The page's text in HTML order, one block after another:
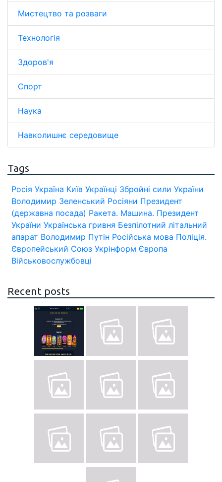
Мистецтво та розваги
Технологія
Здоров'я
Спорт
Наука
Навколишнє середовище
Tags
Росія Україна Київ Українці Збройні сили України
Володимир Зеленський Росіяни Президент
(державна посада) Ракета. Машина. Президент
України Українська гривня Безпілотний літальний
апарат Володимир Путін Російська мова Поліція.
Європейський Союз Укрінформ Європа
Військовослужбовці
Recent posts